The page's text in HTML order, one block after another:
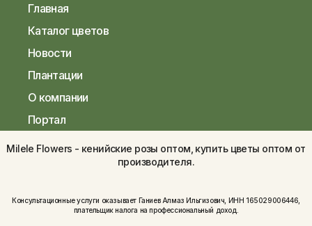
Главная
Каталог цветов
Новости
Плантации
О компании
Портал
Milele Flowers - кенийские розы оптом, купить цветы оптом от
производителя.
Консультационные услуги оказывает Ганиев Алмаз Ильгизович, ИНН 165029006446,
плательщик налога на профессиональный доход.